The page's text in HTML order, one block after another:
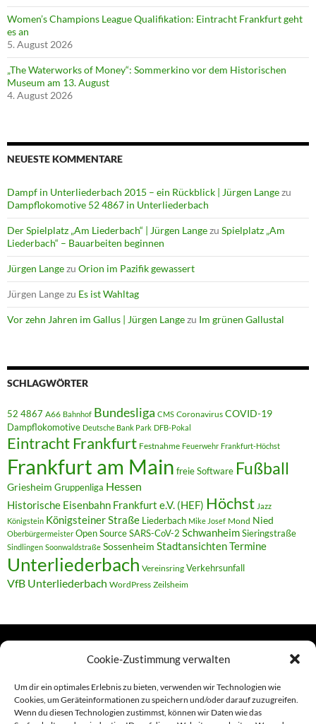
Cookie-Zustimmung verwalten
Um dir ein optimales Erlebnis zu bieten, verwenden wir Technologien wie
Cookies, um Geräteinformationen zu speichern und/oder darauf zuzugreifen.
Wenn du diesen Technologien zustimmst, können wir Daten wie das
Women’s Champions League Qualifikation: Eintracht Frankfurt geht
es an
5. August 2026
„The Waterworks of Money“: Sommerkino vor dem Historischen
Museum am 13. August
4. August 2026
NEUESTE KOMMENTARE
Dampf in Unterliederbach 2015 – ein Rückblick | Jürgen Langezu
Dampflokomotive 52 4867 in Unterliederbach
Der Spielplatz „Am Liederbach“ | Jürgen Langezu Spielplatz „Am
Liederbach“ – Bauarbeiten beginnen
Jürgen Langezu Orion im Pazifik gewassert
Jürgen Langezu Es ist Wahltag
Vor zehn Jahren im Gallus | Jürgen Langezu Im grünen Gallustal
SCHLAGWÖRTER
52 4867 A66 Bahnhof Bundesliga CMS Coronavirus COVID-19
Dampflokomotive Deutsche Bank Park DFB-Pokal
Eintracht Frankfurt Festnahme Feuerwehr Frankfurt-Höchst
Frankfurt am Main freie Software Fußball
Griesheim Gruppenliga Hessen
Historische Eisenbahn Frankfurt e.V. (HEF) Höchst Jazz
Königstein Königsteiner Straße Liederbach Mike Josef Mond Nied
Oberbürgermeister Open SourceSARS-CoV-2 SchwanheimSieringstraße
Sindlingen Soonwaldstraße Sossenheim StadtansichtenTermine
Unterliederbach Vereinsring Verkehrsunfall
VfB Unterliederbach WordPress Zeilsheim
Links